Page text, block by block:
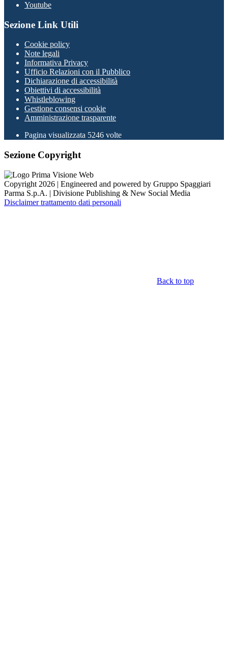
Youtube
Sezione Link Utili
Cookie policy
Note legali
Informativa Privacy
Ufficio Relazioni con il Pubblico
Dichiarazione di accessibilità
Obiettivi di accessibilità
Whistleblowing
Gestione consensi cookie
Amministrazione trasparente
Pagina visualizzata 5246 volte
Sezione Copyright
Copyright 2026 | Engineered and powered by Gruppo Spaggiari
Parma S.p.A. | Divisione Publishing & New Social Media
Disclaimer trattamento dati personali
Back to top